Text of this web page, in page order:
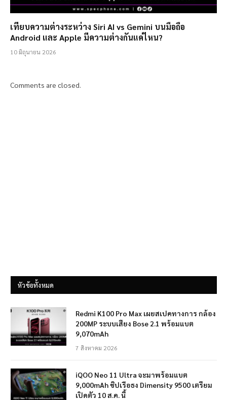
เทียบความต่างระหว่าง Siri AI vs Gemini บนมือถือ
Android และ Apple มีความต่างกันแค่ไหน?
10 มิถุนายน 2026
Comments are closed.
หัวข้อทั้งหมด
Redmi K100 Pro Max เผยสเปคทางการ กล้อง
200MP ระบบเสียง Bose 2.1 พร้อมแบต
9,070mAh
7 สิงหาคม 2026
iQOO Neo 11 Ultra จะมาพร้อมแบต
9,000mAh ชิปเรือธง Dimensity 9500 เตรียม
เปิดตัว 10 ส.ค. นี้